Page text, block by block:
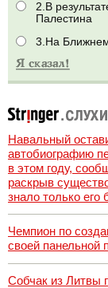
2.В
Палестина
3.На Ближнем
Навальный
автобиографию
в этом году,
раскрыв
знало только
Чемпион по
своей панельной
Собчак из Литвы